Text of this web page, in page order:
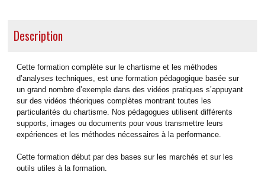
Description
Cette formation complète sur le chartisme et les méthodes
d’analyses techniques, est une formation pédagogique basée sur
un grand nombre d’exemple dans des vidéos pratiques s’appuyant
sur des vidéos théoriques complètes montrant toutes les
particularités du chartisme. Nos pédagogues utilisent différents
supports, images ou documents pour vous transmettre leurs
expériences et les méthodes nécessaires à la performance.
Cette formation début par des bases sur les marchés et sur les
outils utiles à la formation.